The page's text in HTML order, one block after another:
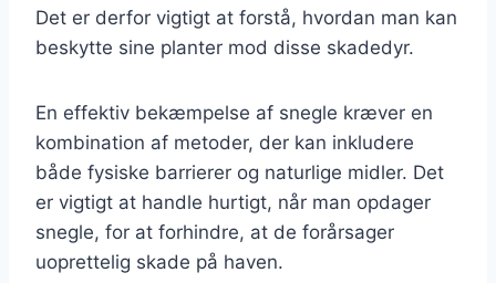
Det er derfor vigtigt at forstå, hvordan man kan
beskytte sine planter mod disse skadedyr.
En effektiv bekæmpelse af snegle kræver en
kombination af metoder, der kan inkludere
både fysiske barrierer og naturlige midler. Det
er vigtigt at handle hurtigt, når man opdager
snegle, for at forhindre, at de forårsager
uoprettelig skade på haven.